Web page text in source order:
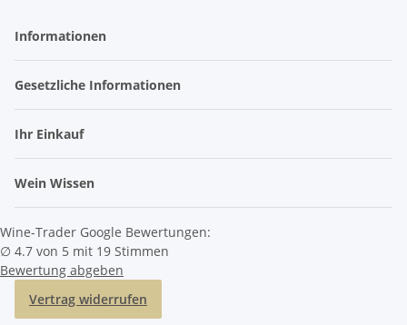
Informationen
Gesetzliche Informationen
Ihr Einkauf
Wein Wissen
Wine-Trader Google Bewertungen:
∅ 4.7 von 5 mit 19 Stimmen
Bewertung abgeben
Vertrag widerrufen